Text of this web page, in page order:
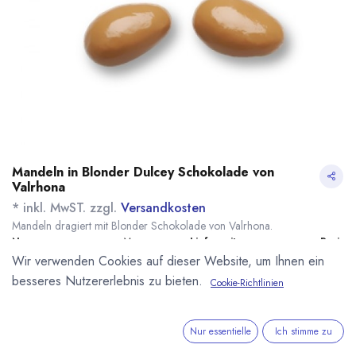
Mandeln in Blonder Dulcey Schokolade von
Valrhona
* inkl. MwST. zzgl. Versandkosten
Mandeln dragiert mit Blonder Schokolade von Valrhona.
Name Menge Lieferzeit
Preis
[151377] Mandeln in
Dulcey Schokolade
100g Valrhona
nicht lieferbar 9,90€*
(99,00
7 - 14 Tage 113,44€*
(56,72€/1 kg
Wir verwenden Cookies auf dieser Website, um Ihnen ein
besseres Nutzererlebnis zu bieten.
Cookie-Richtlinien
Nur essentielle Ich stimme zu